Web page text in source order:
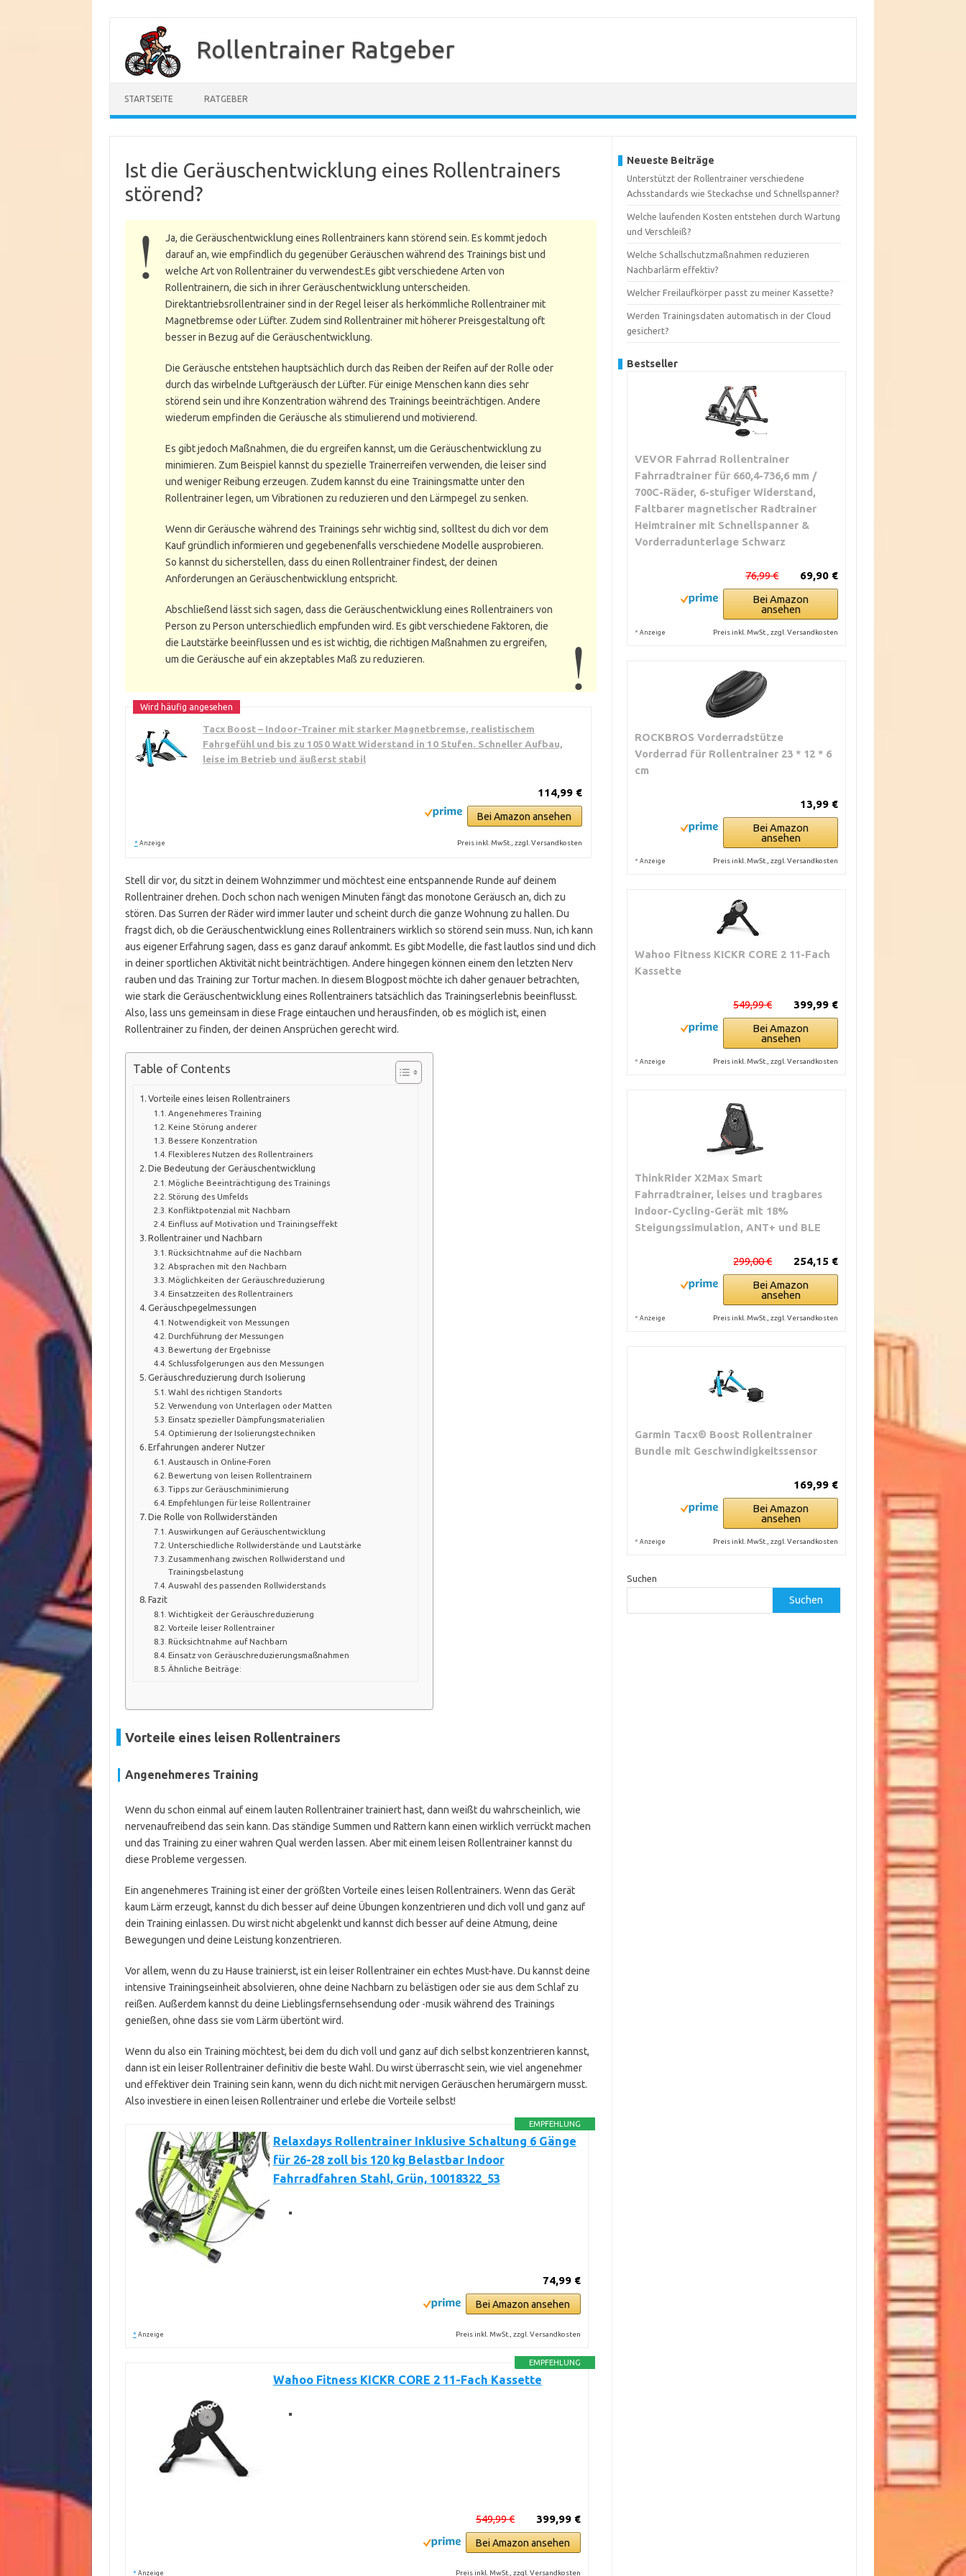
springen
Rollentrainer Ratgeber
STARTSEITE RATGEBER
Ist die Geräuschentwicklung eines Rollentrainers
störend?
Ja, die Geräuschentwicklung eines Rollentrainers kann störend sein. Es kommt jedoch
darauf an, wie empfindlich du gegenüber Geräuschen während des Trainings bist und
welche Art von Rollentrainer du verwendest.Es gibt verschiedene Arten von
Rollentrainern, die sich in ihrer Geräuschentwicklung unterscheiden.
Direktantriebsrollentrainer sind in der Regel leiser als herkömmliche Rollentrainer mit
Magnetbremse oder Lüfter. Zudem sind Rollentrainer mit höherer Preisgestaltung oft
besser in Bezug auf die Geräuschentwicklung.
Die Geräusche entstehen hauptsächlich durch das Reiben der Reifen auf der Rolle oder
durch das wirbelnde Luftgeräusch der Lüfter. Für einige Menschen kann dies sehr
störend sein und ihre Konzentration während des Trainings beeinträchtigen. Andere
wiederum empfinden die Geräusche als stimulierend und motivierend.
Es gibt jedoch Maßnahmen, die du ergreifen kannst, um die Geräuschentwicklung zu
minimieren. Zum Beispiel kannst du spezielle Trainerreifen verwenden, die leiser sind
und weniger Reibung erzeugen. Zudem kannst du eine Trainingsmatte unter den
Rollentrainer legen, um Vibrationen zu reduzieren und den Lärmpegel zu senken.
Wenn dir Geräusche während des Trainings sehr wichtig sind, solltest du dich vor dem
Kauf gründlich informieren und gegebenenfalls verschiedene Modelle ausprobieren.
So kannst du sicherstellen, dass du einen Rollentrainer findest, der deinen
Anforderungen an Geräuschentwicklung entspricht.
Abschließend lässt sich sagen, dass die Geräuschentwicklung eines Rollentrainers von
Person zu Person unterschiedlich empfunden wird. Es gibt verschiedene Faktoren, die
die Lautstärke beeinflussen und es ist wichtig, die richtigen Maßnahmen zu ergreifen,
um die Geräusche auf ein akzeptables Maß zu reduzieren.
Tacx Boost – Indoor-Trainer mit starker Magnetbremse, realistischem
Fahrgefühl und bis zu 1050 Watt Widerstand in 10 Stufen. Schneller Aufbau,
leise im Betrieb und äußerst stabil
114,99 €
Bei Amazon ansehen
* Anzeige Preis inkl. MwSt., zzgl. Versandkosten
Stell dir vor, du sitzt in deinem Wohnzimmer und möchtest eine entspannende Runde auf deinem
Rollentrainer drehen. Doch schon nach wenigen Minuten fängt das monotone Geräusch an, dich zu
stören. Das Surren der Räder wird immer lauter und scheint durch die ganze Wohnung zu hallen. Du
fragst dich, ob die Geräuschentwicklung eines Rollentrainers wirklich so störend sein muss. Nun, ich kann
aus eigener Erfahrung sagen, dass es ganz darauf ankommt. Es gibt Modelle, die fast lautlos sind und dich
in deiner sportlichen Aktivität nicht beinträchtigen. Andere hingegen können einem den letzten Nerv
rauben und das Training zur Tortur machen. In diesem Blogpost möchte ich daher genauer betrachten,
wie stark die Geräuschentwicklung eines Rollentrainers tatsächlich das Trainingserlebnis beeinflusst.
Also, lass uns gemeinsam in diese Frage eintauchen und herausfinden, ob es möglich ist, einen
Rollentrainer zu finden, der deinen Ansprüchen gerecht wird.
Table of Contents
Vorteile eines leisen Rollentrainers
Angenehmeres Training
Keine Störung anderer
Bessere Konzentration
Flexibleres Nutzen des Rollentrainers
Die Bedeutung der Geräuschentwicklung
Mögliche Beeinträchtigung des Trainings
Störung des Umfelds
Konfliktpotenzial mit Nachbarn
Einfluss auf Motivation und Trainingseffekt
Rollentrainer und Nachbarn
Rücksichtnahme auf die Nachbarn
Absprachen mit den Nachbarn
Möglichkeiten der Geräuschreduzierung
Einsatzzeiten des Rollentrainers
Geräuschpegelmessungen
Notwendigkeit von Messungen
Durchführung der Messungen
Bewertung der Ergebnisse
Schlussfolgerungen aus den Messungen
Geräuschreduzierung durch Isolierung
Wahl des richtigen Standorts
Verwendung von Unterlagen oder Matten
Einsatz spezieller Dämpfungsmaterialien
Optimierung der Isolierungstechniken
Erfahrungen anderer Nutzer
Austausch in Online-Foren
Bewertung von leisen Rollentrainern
Tipps zur Geräuschminimierung
Empfehlungen für leise Rollentrainer
Die Rolle von Rollwiderständen
Auswirkungen auf Geräuschentwicklung
Unterschiedliche Rollwiderstände und Lautstärke
Zusammenhang zwischen Rollwiderstand und
Trainingsbelastung
Auswahl des passenden Rollwiderstands
Fazit
Wichtigkeit der Geräuschreduzierung
Vorteile leiser Rollentrainer
Rücksichtnahme auf Nachbarn
Einsatz von Geräuschreduzierungsmaßnahmen
Ähnliche Beiträge:
Vorteile eines leisen Rollentrainers
Angenehmeres Training
Wenn du schon einmal auf einem lauten Rollentrainer trainiert hast, dann weißt du wahrscheinlich, wie
nervenaufreibend das sein kann. Das ständige Summen und Rattern kann einen wirklich verrückt machen
und das Training zu einer wahren Qual werden lassen. Aber mit einem leisen Rollentrainer kannst du
diese Probleme vergessen.
Ein angenehmeres Training ist einer der größten Vorteile eines leisen Rollentrainers. Wenn das Gerät
kaum Lärm erzeugt, kannst du dich besser auf deine Übungen konzentrieren und dich voll und ganz auf
dein Training einlassen. Du wirst nicht abgelenkt und kannst dich besser auf deine Atmung, deine
Bewegungen und deine Leistung konzentrieren.
Vor allem, wenn du zu Hause trainierst, ist ein leiser Rollentrainer ein echtes Must-have. Du kannst deine
intensive Trainingseinheit absolvieren, ohne deine Nachbarn zu belästigen oder sie aus dem Schlaf zu
reißen. Außerdem kannst du deine Lieblingsfernsehsendung oder -musik während des Trainings
genießen, ohne dass sie vom Lärm übertönt wird.
Wenn du also ein Training möchtest, bei dem du dich voll und ganz auf dich selbst konzentrieren kannst,
dann ist ein leiser Rollentrainer definitiv die beste Wahl. Du wirst überrascht sein, wie viel angenehmer
und effektiver dein Training sein kann, wenn du dich nicht mit nervigen Geräuschen herumärgern musst.
Also investiere in einen leisen Rollentrainer und erlebe die Vorteile selbst!
EMPFEHLUNG
Relaxdays Rollentrainer Inklusive Schaltung 6 Gänge
für 26-28 zoll bis 120 kg Belastbar Indoor
Fahrradfahren Stahl, Grün, 10018322_53
74,99 €
Bei Amazon ansehen
* Anzeige Preis inkl. MwSt., zzgl. Versandkosten
EMPFEHLUNG
Wahoo Fitness KICKR CORE 2 11-Fach Kassette
399,99 €
549,99 €
Bei Amazon ansehen
* Anzeige Preis inkl. MwSt., zzgl. Versandkosten
Neueste Beiträge
Unterstützt der Rollentrainer verschiedene
Achsstandards wie Steckachse und Schnellspanner?
Welche laufenden Kosten entstehen durch Wartung
und Verschleiß?
Welche Schallschutzmaßnahmen reduzieren
Nachbarlärm effektiv?
Welcher Freilaufkörper passt zu meiner Kassette?
Werden Trainingsdaten automatisch in der Cloud
gesichert?
Bestseller
VEVOR Fahrrad Rollentrainer
Fahrradtrainer für 660,4-736,6 mm /
700C-Räder, 6-stufiger Widerstand,
Faltbarer magnetischer Radtrainer
Heimtrainer mit Schnellspanner &
Vorderradunterlage Schwarz
69,90 €
76,99 €
Bei Amazon
ansehen
* Anzeige Preis inkl. MwSt., zzgl. Versandkosten
ROCKBROS Vorderradstütze
Vorderrad für Rollentrainer 23 * 12 * 6
cm
13,99 €
Bei Amazon
ansehen
* Anzeige Preis inkl. MwSt., zzgl. Versandkosten
Wahoo Fitness KICKR CORE 2 11-Fach
Kassette
399,99 €
549,99 €
Bei Amazon
ansehen
* Anzeige Preis inkl. MwSt., zzgl. Versandkosten
ThinkRider X2Max Smart
Fahrradtrainer, leises und tragbares
Indoor-Cycling-Gerät mit 18%
Steigungssimulation, ANT+ und BLE
254,15 €
299,00 €
Bei Amazon
ansehen
* Anzeige Preis inkl. MwSt., zzgl. Versandkosten
Garmin Tacx® Boost Rollentrainer
Bundle mit Geschwindigkeitssensor
169,99 €
Bei Amazon
ansehen
* Anzeige Preis inkl. MwSt., zzgl. Versandkosten
Suchen
Suchen